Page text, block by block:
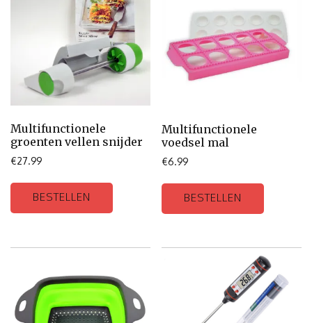
Multifunctionele
groenten vellen snijder
€27.99
BESTELLEN
Multifunctionele
voedsel mal
€6.99
BESTELLEN